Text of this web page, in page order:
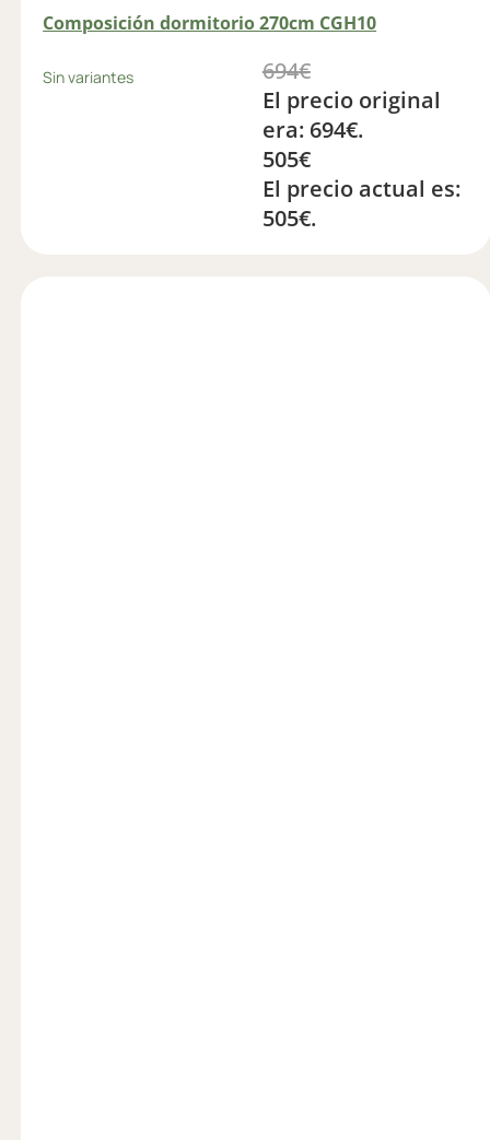
Composición dormitorio 270cm CGH10
Sin variantes 694€
El precio original
era: 694€.
505€
El precio actual es:
505€.